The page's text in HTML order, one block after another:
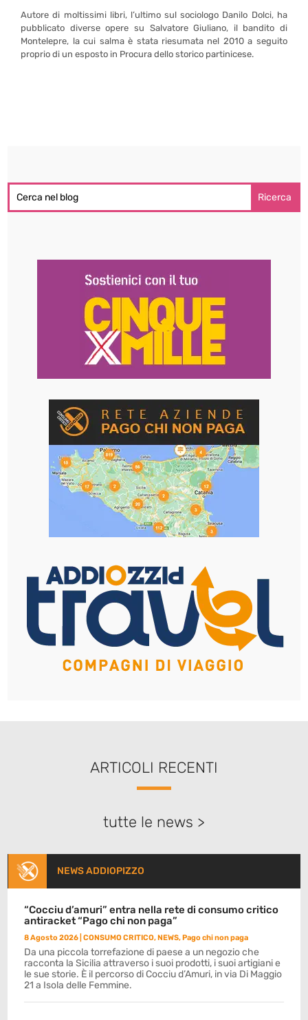
Autore di moltissimi libri, l’ultimo sul sociologo Danilo Dolci, ha
pubblicato diverse opere su Salvatore Giuliano, il bandito di
Montelepre, la cui salma è stata riesumata nel 2010 a seguito
proprio di un esposto in Procura dello storico partinicese.
ARTICOLI RECENTI
tutte le news >
NEWS ADDIOPIZZO
“Cocciu d’amuri” entra nella rete di consumo critico
antiracket “Pago chi non paga”
8 Agosto 2026 |CONSUMO CRITICO,NEWS,Pago chi non paga
Da una piccola torrefazione di paese a un negozio che
racconta la Sicilia attraverso i suoi prodotti, i suoi artigiani e
le sue storie. È il percorso di Cocciu d’Amuri, in via Di Maggio
21 a Isola delle Femmine.